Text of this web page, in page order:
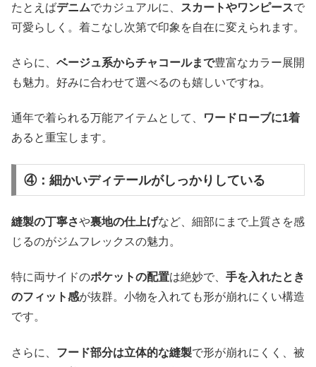
たとえばデニムでカジュアルに、 スカートやワンピースで
可愛らしく。着こなし次第で印象を自在に変えられます。
さらに、 ベージュ系からチャコールまで豊富なカラー展開
も魅力。好みに合わせて選べるのも嬉しいですね。
通年で着られる万能アイテムとして、
ワードローブに1着
あると重宝します。
④：細かいディテールがしっかりしている
縫製の丁寧さや裏地の仕上げなど、細部にまで上質さを感
じるのがジムフレックスの魅力。
特に両サイドのポケットの配置は絶妙で、 手を入れたとき
のフィット感が抜群。小物を入れても形が崩れにくい構造
です。
さらに、 フード部分は立体的な縫製で形が崩れにくく、被